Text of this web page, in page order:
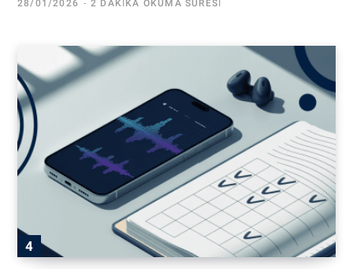
28/01/2026 2 DAKIKA OKUMA SÜRESI